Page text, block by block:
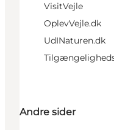
VisitVejle
OplevVejle.dk
UdINaturen.dk
Andre sider